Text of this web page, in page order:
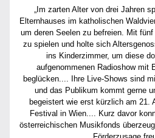
„Im zarten Alter von drei Jahren
Elternhauses im katholischen
um deren Seelen zu befreien. Mit
zu spielen und holte sich
ins Kinderzimmer, um diese
aufgenommenen Radioshow mit
beglücken.... Ihre Live-Shows sind
und das Publikum kommt gerne
begeistert wie erst kürzlich am 21.
Festival in Wien.... Kurz davor
österreichischen Musikfonds